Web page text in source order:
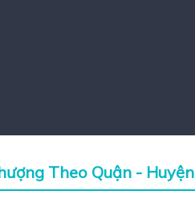
Theo Quận - Huyện